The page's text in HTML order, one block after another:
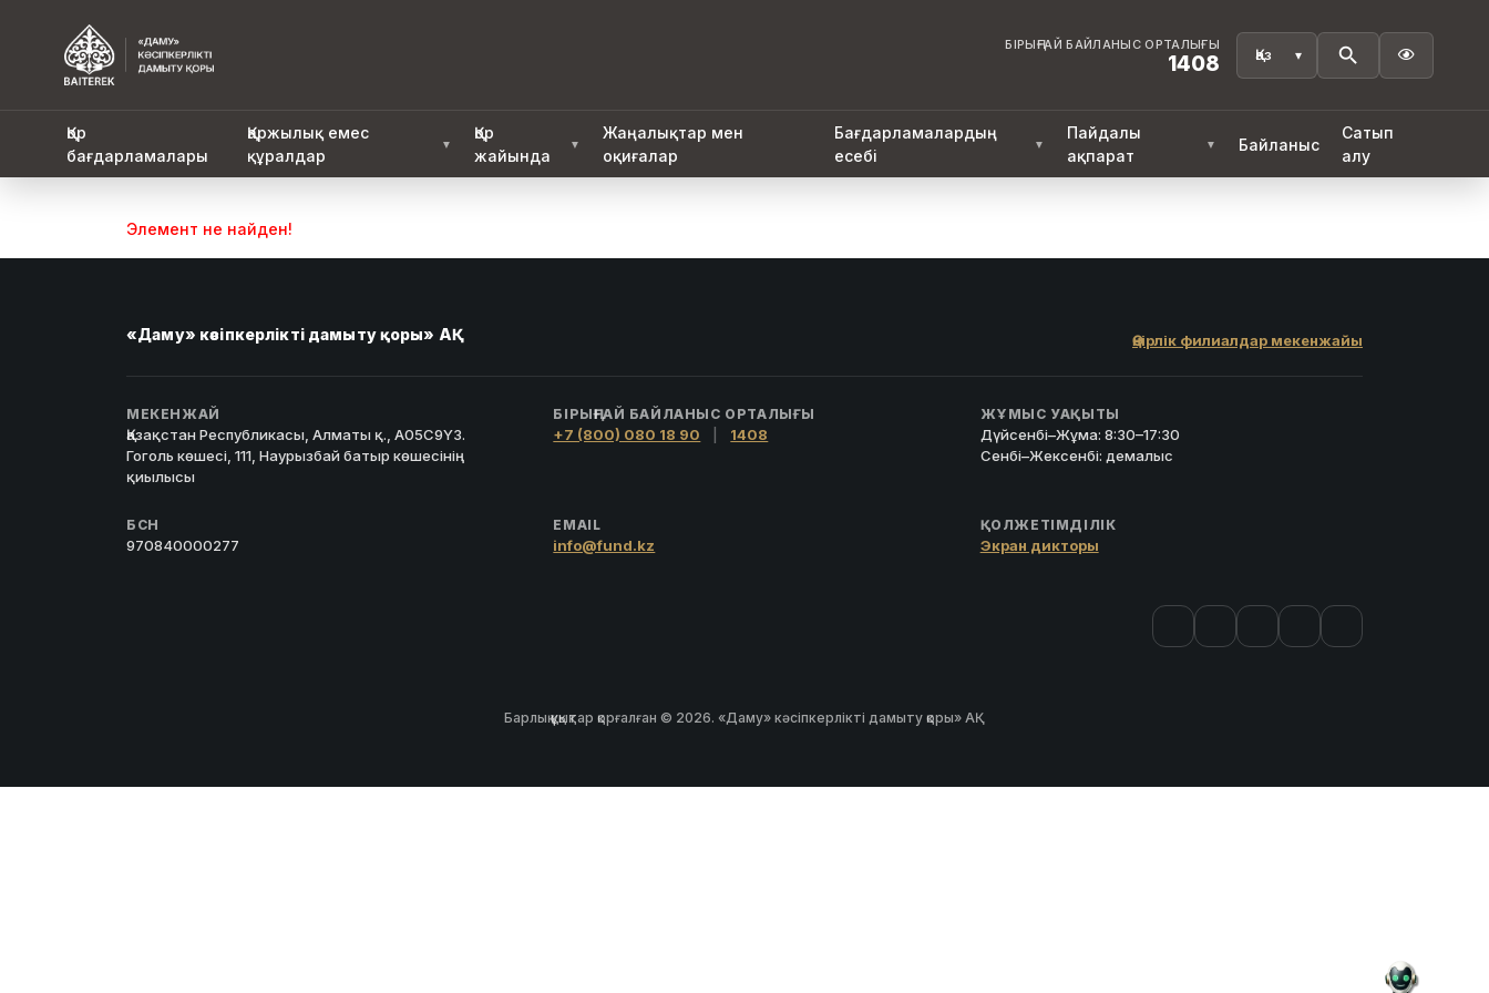
БІРЫҢҒАЙ БАЙЛАНЫС ОРТАЛЫҒЫ
1408 
Қор
бағдарламалары
Қаржылық емес
құралдар
▼
Қор
жайында
▼
Жаңалықтар мен
оқиғалар
Бағдарламалардың
есебі
▼
Пайдалы
ақпарат
▼ Байланыс
Сатып
алу
Элемент не найден!
«Даму» кәсіпкерлікті дамыту қоры» АҚ Өңірлік филиалдар мекенжайы
МЕКЕНЖАЙ
Қазақстан Республикасы, Алматы қ., A05C9Y3.
Гоголь көшесі, 111, Наурызбай батыр көшесінің
қиылысы
БІРЫҢҒАЙ БАЙЛАНЫС ОРТАЛЫҒЫ
+7 (800) 080 18 90 1408
ЖҰМЫС УАҚЫТЫ
Дүйсенбі–Жұма: 8:30–17:30
Сенбі–Жексенбі: демалыс
БСН
970840000277
EMAIL
info@fund.kz
ҚОЛЖЕТІМДІЛІК
Экран дикторы
Барлық құқықтар қорғалған © 2026. «Даму» кәсіпкерлікті дамыту қоры» АҚ